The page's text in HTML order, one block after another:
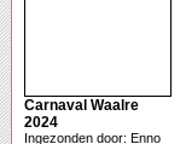
Carnaval Waalre
2024
Ingezonden door: Enno